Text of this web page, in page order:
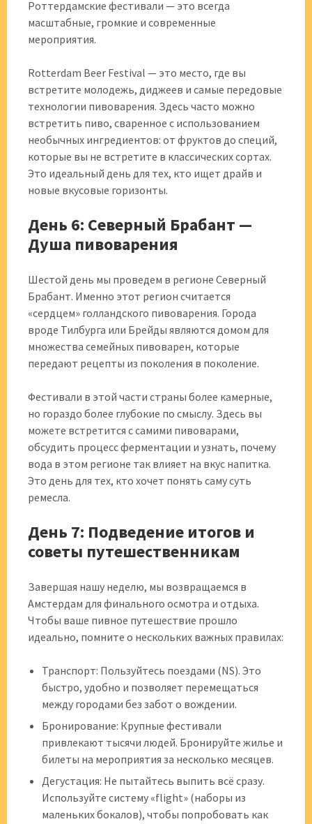
Роттердамские фестивали — это всегда
масштабные, громкие и современные
мероприятия.
Rotterdam Beer Festival — это место, где вы
встретите молодежь, диджеев и самые передовые
технологии пивоварения. Здесь часто можно
встретить пиво, сваренное с использованием
необычных ингредиентов: от фруктов до специй,
которые вы не встретите в классических сортах.
Это идеальный день для тех, кто ищет драйв и
новые вкусовые горизонты.
День 6: Северный Брабант —
Душа пивоварения
Шестой день мы проведем в регионе Северный
Брабант. Именно этот регион считается
«сердцем» голландского пивоварения. Города
вроде Тилбурга или Брейды являются домом для
множества семейных пивоварен, которые
передают рецепты из поколения в поколение.
Фестивали в этой части страны более камерные,
но гораздо более глубокие по смыслу. Здесь вы
можете встретится с самими пивоварами,
обсудить процесс ферментации и узнать, почему
вода в этом регионе так влияет на вкус напитка.
Это день для тех, кто хочет понять саму суть
ремесла.
День 7: Подведение итогов и
советы путешественникам
Завершая нашу неделю, мы возвращаемся в
Амстердам для финального осмотра и отдыха.
Чтобы ваше пивное путешествие прошло
идеально, помните о нескольких важных правилах:
Транспорт: Пользуйтесь поездами (NS). Это
быстро, удобно и позволяет перемещаться
между городами без забот о вождении.
Бронирование: Крупные фестивали
привлекают тысячи людей. Бронируйте жилье и
билеты на мероприятия за несколько месяцев.
Дегустация: Не пытайтесь выпить всё сразу.
Используйте систему «flight» (наборы из
маленьких бокалов), чтобы попробовать как